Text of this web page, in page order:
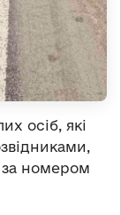
осіб, які
за номером